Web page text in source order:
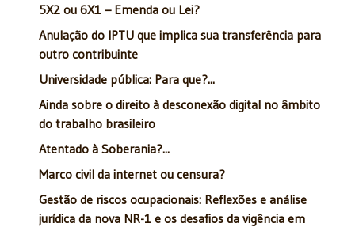
5X2 ou 6X1 – Emenda ou Lei?
Anulação do IPTU que implica sua transferência para
outro contribuinte
Universidade pública: Para que?...
Ainda sobre o direito à desconexão digital no âmbito
do trabalho brasileiro
Atentado à Soberania?...
Marco civil da internet ou censura?
Gestão de riscos ocupacionais: Reflexões e análise
jurídica da nova NR-1 e os desafios da vigência em